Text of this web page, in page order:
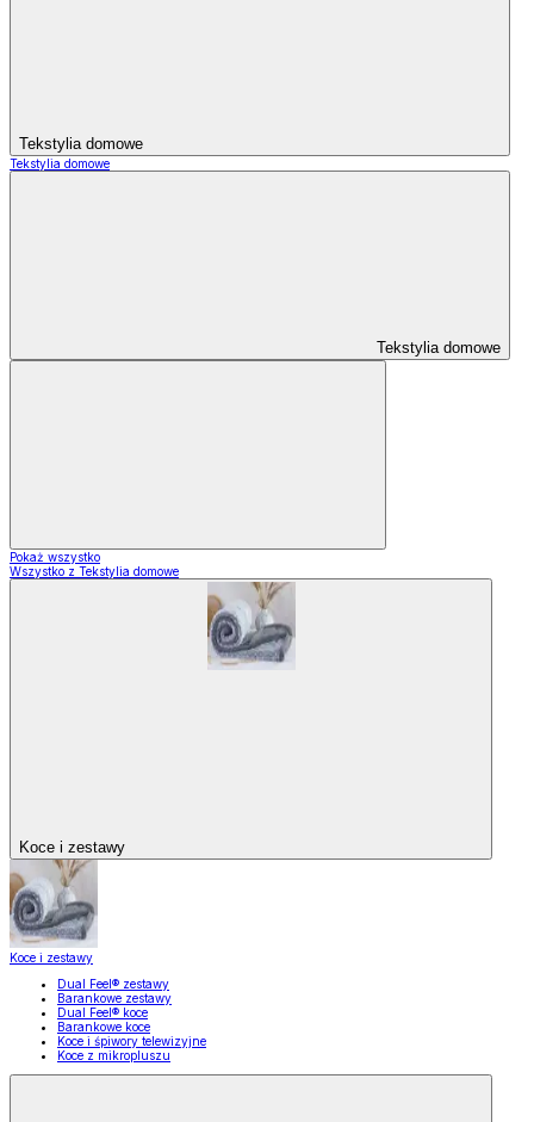
Tekstylia domowe
Tekstylia domowe
Tekstylia domowe
Pokaż wszystko
Wszystko z Tekstylia domowe
Koce i zestawy
Koce i zestawy
Dual Feel® zestawy
Barankowe zestawy
Dual Feel® koce
Barankowe koce
Koce i śpiwory telewizyjne
Koce z mikropluszu